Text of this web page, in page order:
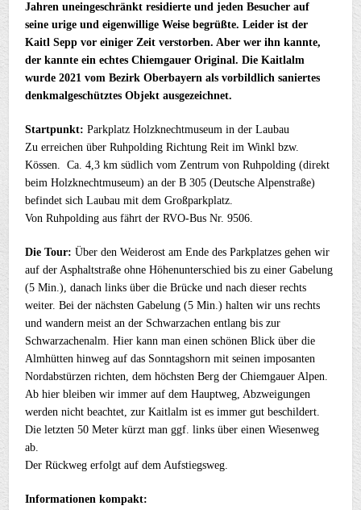
Jahren uneingeschränkt residierte und jeden Besucher auf
seine urige und eigenwillige Weise begrüßte. Leider ist der
Kaitl Sepp vor einiger Zeit verstorben. Aber wer ihn kannte,
der kannte ein echtes Chiemgauer Original. Die Kaitlalm
wurde 2021 vom Bezirk Oberbayern als vorbildlich saniertes
denkmalgeschütztes Objekt ausgezeichnet.
Startpunkt: Parkplatz Holzknechtmuseum in der Laubau
Zu erreichen über Ruhpolding Richtung Reit im Winkl bzw.
Kössen. Ca. 4,3 km südlich vom Zentrum von Ruhpolding (direkt
beim Holzknechtmuseum) an der B 305 (Deutsche Alpenstraße)
befindet sich Laubau mit dem Großparkplatz.
Von Ruhpolding aus fährt der RVO-Bus Nr. 9506.
Die Tour: Über den Weiderost am Ende des Parkplatzes gehen wir
auf der Asphaltstraße ohne Höhenunterschied bis zu einer Gabelung
(5 Min.), danach links über die Brücke und nach dieser rechts
weiter. Bei der nächsten Gabelung (5 Min.) halten wir uns rechts
und wandern meist an der Schwarzachen entlang bis zur
Schwarzachenalm. Hier kann man einen schönen Blick über die
Almhütten hinweg auf das Sonntagshorn mit seinen imposanten
Nordabstürzen richten, dem höchsten Berg der Chiemgauer Alpen.
Ab hier bleiben wir immer auf dem Hauptweg, Abzweigungen
werden nicht beachtet, zur Kaitlalm ist es immer gut beschildert.
Die letzten 50 Meter kürzt man ggf. links über einen Wiesenweg
ab.
Der Rückweg erfolgt auf dem Aufstiegsweg.
Informationen kompakt: